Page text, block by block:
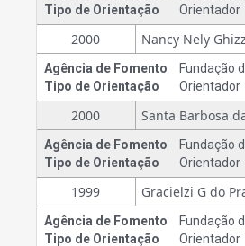
Tipo de Orientação
Orientador
2000 Nancy Nely
Agência de Fomento
Fundação
Tipo de Orientação
Orientador
2000 Santa Barbosa
Agência de Fomento
Fundação
Tipo de Orientação
Orientador
1999 Gracielzi G do
Agência de Fomento
Fundação
Tipo de Orientação
Orientador